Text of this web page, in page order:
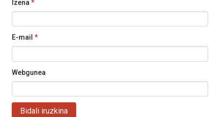
Izena *
E-mail *
Webgunea
Bidali iruzkina